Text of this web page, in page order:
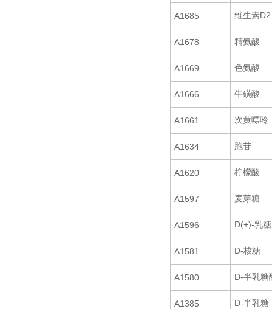
A1685 维生素D2
A1678 精氨酸
A1669 色氨酸
A1666 牛磺酸
A1661 次黄嘌呤
A1634 胞苷
A1620 柠檬酸
A1597 麦芽糖
A1596 D(+)-乳糖
A1581 D-核糖
A1580 D-半乳糖
A1385 D-半乳糖